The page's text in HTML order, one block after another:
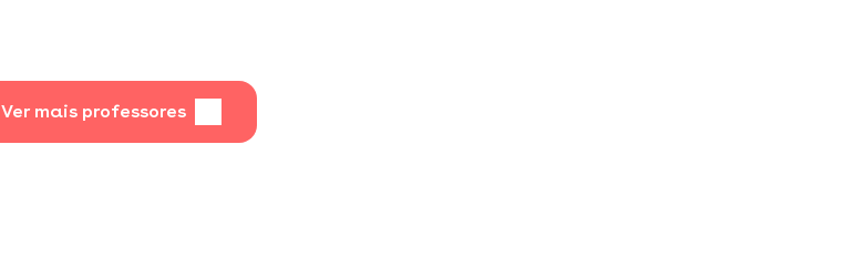
Ver mais professores